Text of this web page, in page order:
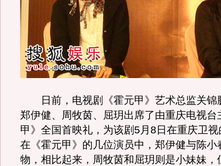
日前，电视剧《霍元甲》艺术总监关锦
郑伊健、周牧茵、屈玥出席了由重庆电视台
甲》全国首映礼，为该剧5月8日在重庆卫
在《霍元甲》的几位演员中，郑伊健与陈小
物，相比起来，周牧茵和屈玥则是小妹妹，